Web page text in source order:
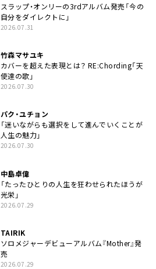
スラップ・オンリーの3rdアルバム発売「今の
自分をダイレクトに」
2026.07.31
竹森マサユキ
カバーを超えた表現とは？ RE:Chording「天
使達の歌」
2026.07.30
パク・ユチョン
「迷いながらも選択をして進んでいくことが
人生の魅力」
2026.07.30
中島卓偉
「たったひとりの人生を狂わせられたほうが
光栄」
2026.07.29
TAIRIK
ソロメジャーデビューアルバム『Mother』発
売
2026.07.29